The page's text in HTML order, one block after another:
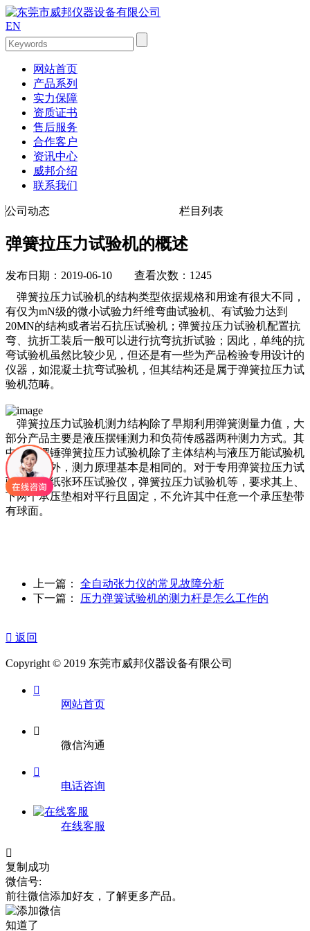
EN
网站首页
产品系列
实力保障
资质证书
售后服务
合作客户
资讯中心
威邦介绍
联系我们
公司动态 栏目列表
弹簧拉压力试验机的概述
发布日期：2019-06-10 查看次数：1245
弹簧拉压力试验机的结构类型依据规格和用途有很大不同，
有仅为mN级的微小试验力纤维弯曲试验机、有试验力达到
20MN的结构或者岩石抗压试验机；弹簧拉压力试验机配置抗
弯、抗折工装后一般可以进行抗弯抗折试验；因此，单纯的抗
弯试验机虽然比较少见，但还是有一些为产品检验专用设计的
仪器，如混凝土抗弯试验机，但其结构还是属于弹簧拉压力试
验机范畴。
弹簧拉压力试验机测力结构除了早期利用弹簧测量力值，大
部分产品主要是液压摆锤测力和负荷传感器两种测力方式。其
中液压摆锤弹簧拉压力试验机除了主体结构与液压万能试验机
有所不同外，测力原理基本是相同的。对于专用弹簧拉压力试
验机，如纸张环压试验仪，弹簧拉压力试验机等，要求其上、
下两个承压垫相对平行且固定，不允许其中任意一个承压垫带
有球面。
上一篇： 全自动张力仪的常见故障分析
下一篇： 压力弹簧试验机的测力杆是怎么工作的
 返回
Copyright © 2019 东莞市威邦仪器设备有限公司

网站首页

微信沟通

电话咨询
在线客服

复制成功
微信号:
前往微信添加好友，了解更多产品。
知道了